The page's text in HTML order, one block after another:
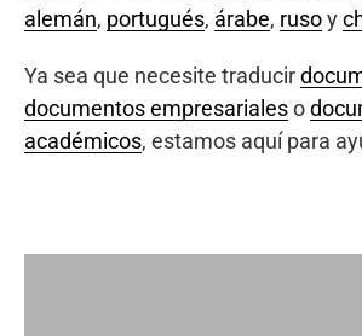
alemán, portugués, árabe, rusoy
Ya sea que necesite traducir
documentos empresarialeso
académicos, estamos aquí para